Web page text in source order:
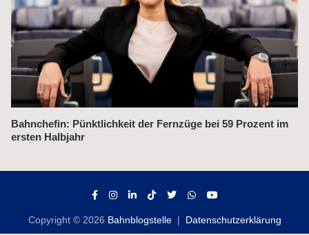
Alex fährt bis 2031 weiter auf der Strecke München–Prag
Copyright © 2026 Bahnblogstelle Datenschutzerklärung